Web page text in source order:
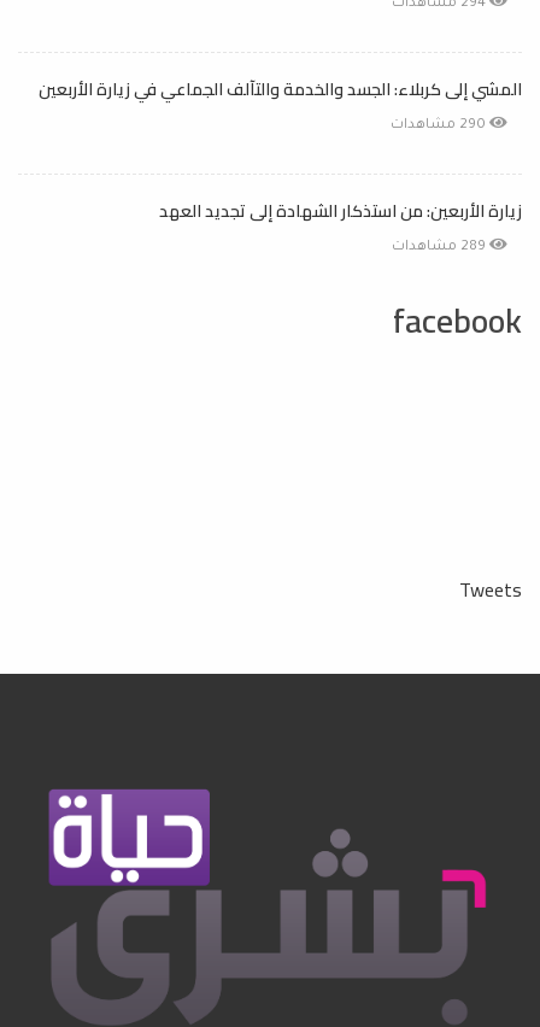
المشي إلى كربلاء: الجسد والخدمة والتآلف الجماعي في زيارة الأربعين
زيارة الأربعين: من استذكار الشهادة إلى تجديد العهد
facebook
Tweets